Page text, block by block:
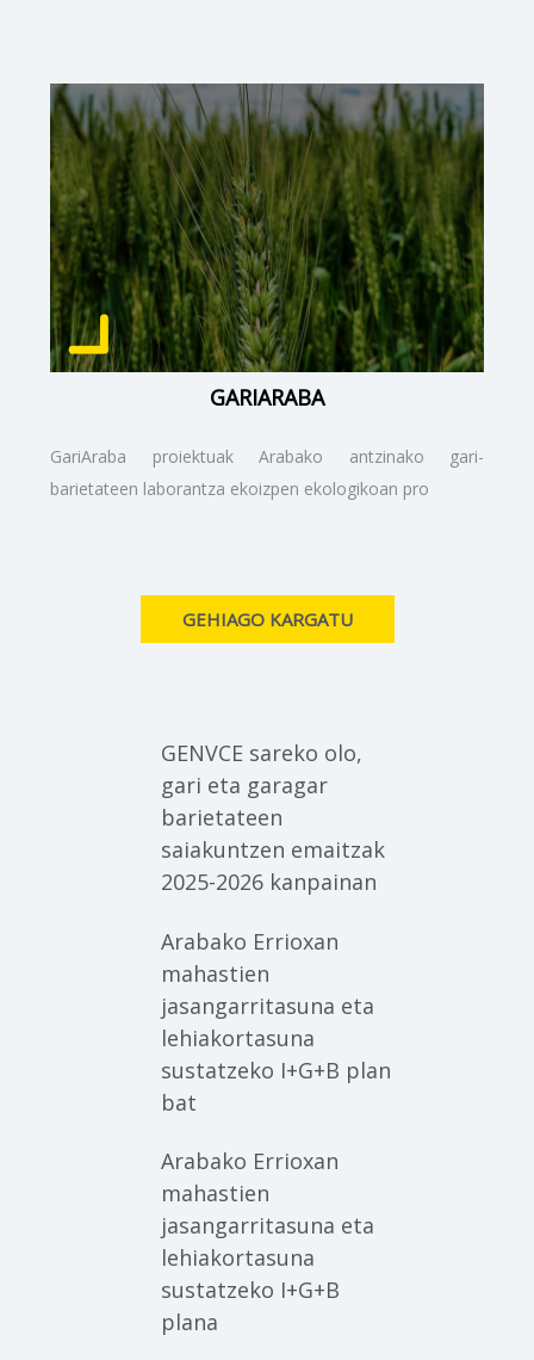
GARIARABA
GariAraba proiektuak Arabako antzinako gari-
barietateen laborantza ekoizpen ekologikoan pro
GEHIAGO KARGATU
GENVCE sareko olo,
gari eta garagar
barietateen
saiakuntzen emaitzak
2025-2026 kanpainan
Arabako Errioxan
mahastien
jasangarritasuna eta
lehiakortasuna
sustatzeko I+G+B plan
bat
Arabako Errioxan
mahastien
jasangarritasuna eta
lehiakortasuna
sustatzeko I+G+B
plana